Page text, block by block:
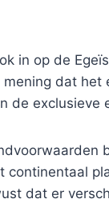
in op de
mening dat
de exclusieve
continentaal
dat er